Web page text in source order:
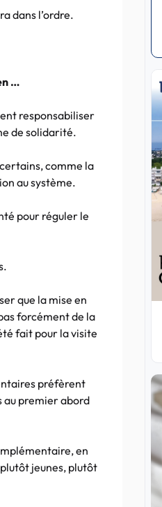
dans l’ordre.
…
responsabiliser
de solidarité.
comme la
au système.
pour réguler le
que la mise en
forcément de la
fait pour la visite
préfèrent
au premier abord
en
jeunes, plutôt